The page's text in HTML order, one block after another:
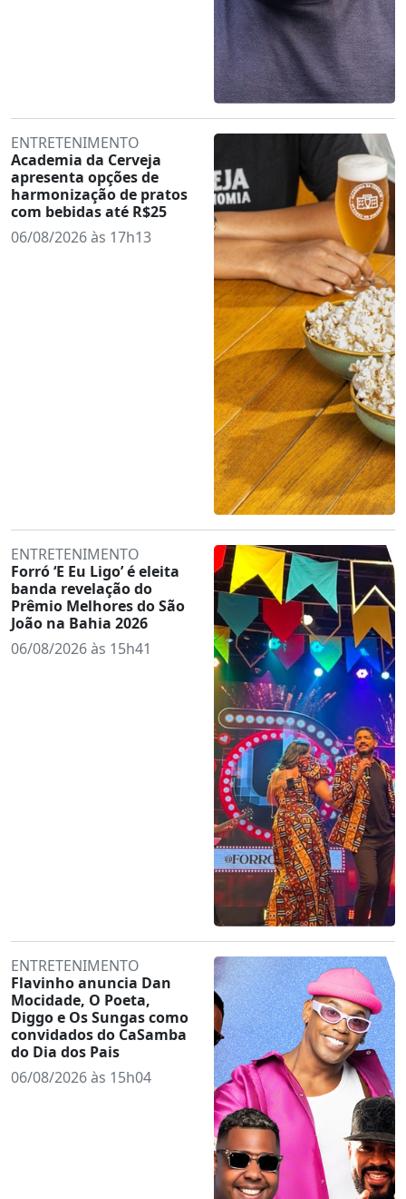
ENTRETENIMENTO
Academia da Cerveja
apresenta opções de
harmonização de pratos
com bebidas até R$25
06/08/2026 às 17h13
ENTRETENIMENTO
Forró ‘E Eu Ligo’ é eleita
banda revelação do
Prêmio Melhores do São
João na Bahia 2026
06/08/2026 às 15h41
ENTRETENIMENTO
Flavinho anuncia Dan
Mocidade, O Poeta,
Diggo e Os Sungas como
convidados do CaSamba
do Dia dos Pais
06/08/2026 às 15h04